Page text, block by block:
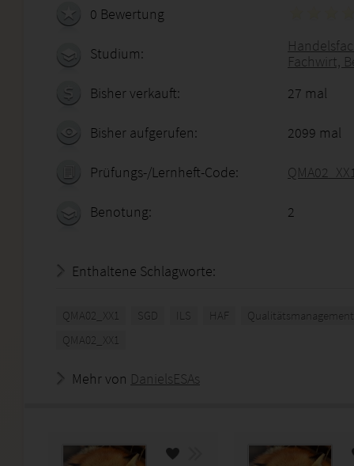
0 Bewertung
Studium:
Fachwirt,
Bisher verkauft:
27 mal
Bisher aufgerufen: 2099 mal
Prüfungs-/Lernheft-Code:
Benotung: 2
Enthaltene Schlagworte:
QMA02_XX1 SGD ILS HAF
QMA02_XX1
Mehr von DanielsESAs